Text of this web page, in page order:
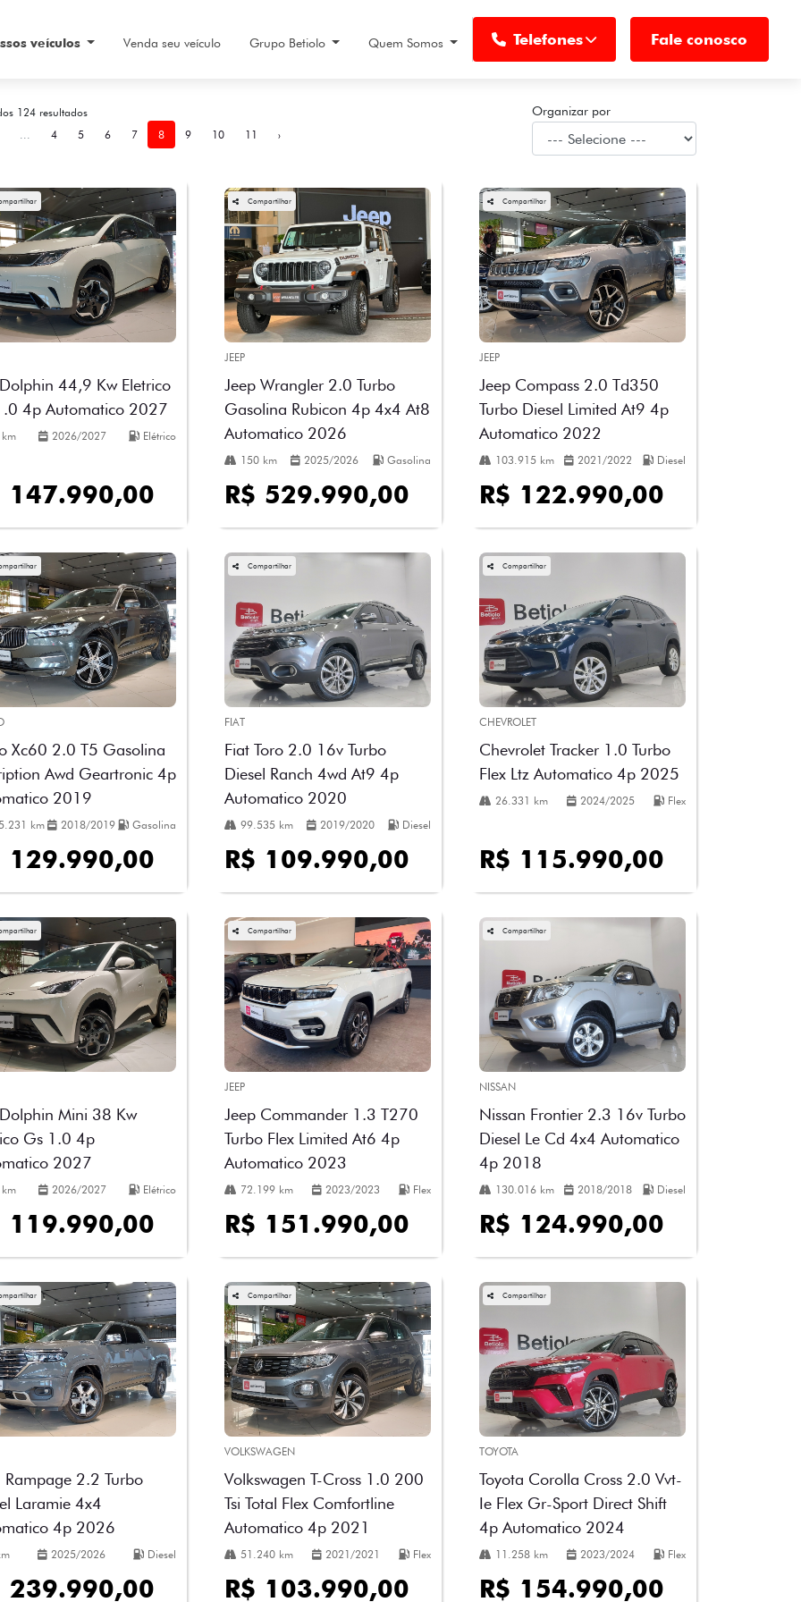
veículos Venda seu veículo Grupo Betiolo Quem Somos Fale conosco
Telefones
124 resultados
...
4 5 6 7 8 9 10 11 ›
Organizar por
44,9 Kw Eletrico
4p Automatico 2027
2026/2027 Elétrico
147.990,00
Compartilhar
JEEP
Jeep Wrangler 2.0 Turbo
Gasolina Rubicon 4p 4x4 At8
Automatico 2026
150 km 2025/2026 Gasolina
R$ 529.990,00
Compartilhar
JEEP
Jeep Compass 2.0 Td350
Turbo Diesel Limited At9 4p
Automatico 2022
103.915 km 2021/2022 Diesel
R$ 122.990,00
Xc60 2.0 T5 Gasolina
Awd Geartronic 4p
2019
km 2018/2019 Gasolina
129.990,00
Compartilhar
FIAT
Fiat Toro 2.0 16v Turbo
Diesel Ranch 4wd At9 4p
Automatico 2020
99.535 km 2019/2020 Diesel
R$ 109.990,00
Compartilhar
CHEVROLET
Chevrolet Tracker 1.0 Turbo
Flex Ltz Automatico 4p 2025
26.331 km 2024/2025 Flex
R$ 115.990,00
Mini 38 Kw
Gs 1.0 4p
2027
2026/2027 Elétrico
119.990,00
Compartilhar
JEEP
Jeep Commander 1.3 T270
Turbo Flex Limited At6 4p
Automatico 2023
72.199 km 2023/2023 Flex
R$ 151.990,00
Compartilhar
NISSAN
Nissan Frontier 2.3 16v Turbo
Diesel Le Cd 4x4 Automatico
4p 2018
130.016 km 2018/2018 Diesel
R$ 124.990,00
Rampage 2.2 Turbo
Laramie 4x4
4p 2026
2025/2026 Diesel
239.990,00
Compartilhar
VOLKSWAGEN
Volkswagen T-Cross 1.0 200
Tsi Total Flex Comfortline
Automatico 4p 2021
51.240 km 2021/2021 Flex
R$ 103.990,00
Compartilhar
TOYOTA
Toyota Corolla Cross 2.0 Vvt-
Ie Flex Gr-Sport Direct Shift
4p Automatico 2024
11.258 km 2023/2024 Flex
R$ 154.990,00